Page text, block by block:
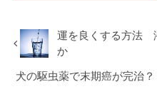
運を良くする方法
か
犬の駆虫薬で末期癌が完治